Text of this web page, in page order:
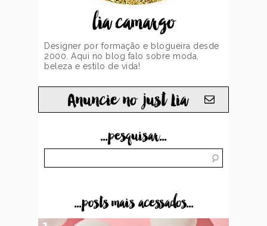
lia camargo
Designer por formação e blogueira desde
2000. Aqui no blog falo sobre moda,
beleza e estilo de vida!
Anuncie no just Lia
...pesquisar...
...posts mais acessados...